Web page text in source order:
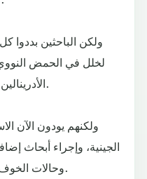
ولكن الباحثين بددوا
لخلل في الحمض
الأدرينالين في جسمها، كما تقول كاميرون.
ولكنهم يودون الآن
الجينية، وإجراء أبحاث
وحالات الخوف والرهاب التي يصاب بها البعض.